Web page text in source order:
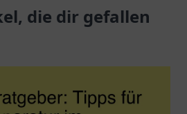
die dir gefallen